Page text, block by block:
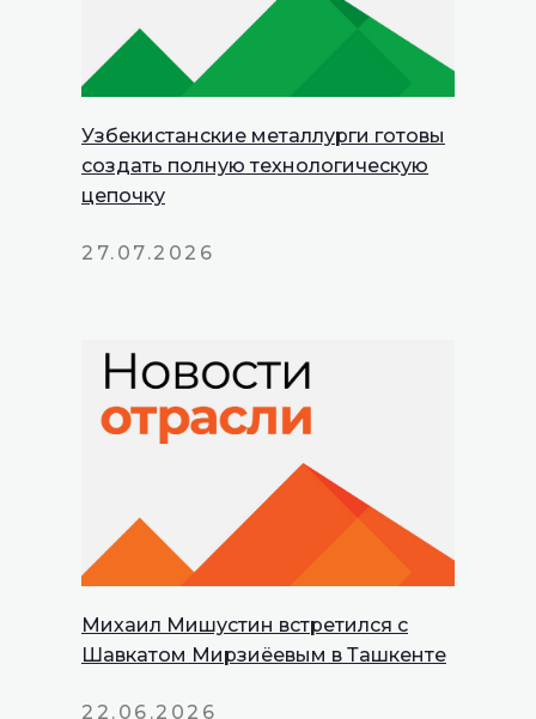
Узбекистанские металлурги готовы
создать полную технологическую
цепочку
27.07.2026
Михаил Мишустин встретился с
Шавкатом Мирзиёевым в Ташкенте
22.06.2026